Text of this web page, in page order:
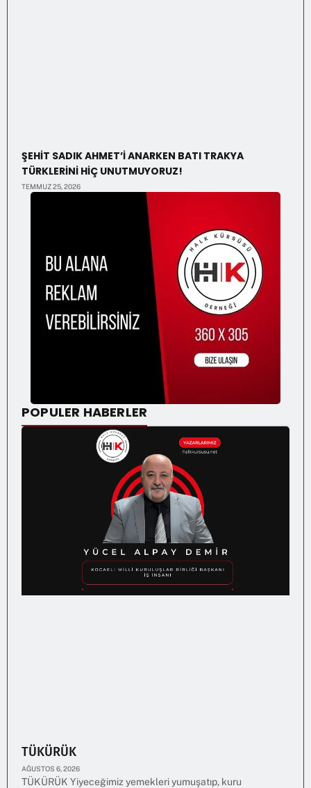
ŞEHİT SADIK AHMET’İ ANARKEN BATI TRAKYA
TÜRKLERİNİ HİÇ UNUTMUYORUZ!
TEMMUZ 25, 2026
POPULER HABERLER
TÜKÜRÜK
AĞUSTOS 6, 2026
TÜKÜRÜK Yiyeceğimiz yemekleri yumuşatıp, kuru